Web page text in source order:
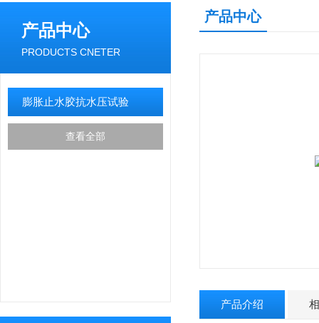
产品中心
PRODUCTS CNETER
膨胀止水胶抗水压试验
查看全部
产品中心
产品介绍